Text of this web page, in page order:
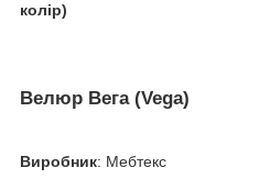
колір)
Велюр Вега (Vega)
Виробник: Мебтекс